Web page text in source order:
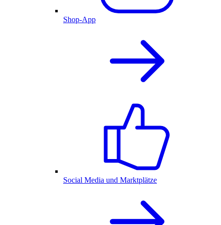
Shop-App
Social Media und Marktplätze